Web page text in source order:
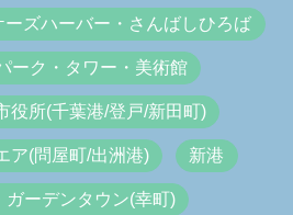
ーズハーバー・さんばしひろば
ーク・タワー・美術館
役所(千葉港/登戸/新田町)
ア(問屋町/出洲港) 新港
ガーデンタウン(幸町)